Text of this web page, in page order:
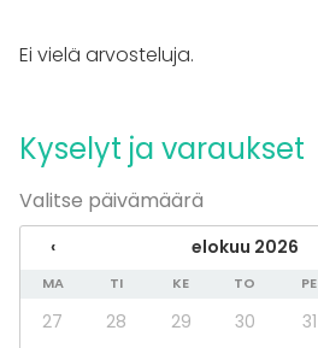
Esteetön tila
Kalusto
Fläppi- / Valkotaulu
Pyyhkeet
Astiasto
Ei vielä arvosteluja.
Kyselyt ja varaukset
Valitse päivämäärä
‹ elokuu 2026
MA TI KE TO PE
27 28 29 30 31